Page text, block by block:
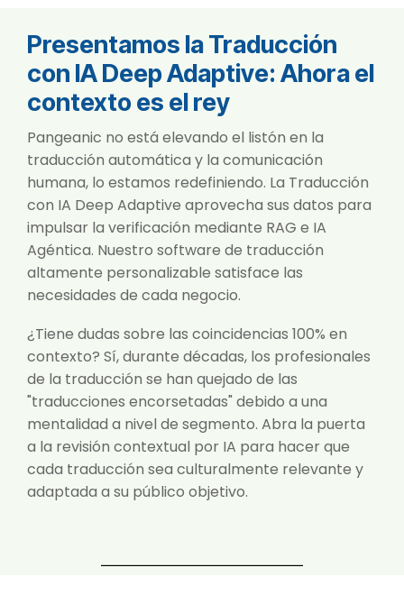
Presentamos la Traducción
con IA Deep Adaptive: Ahora el
contexto es el rey
Pangeanic no está elevando el listón en la
traducción automática y la comunicación
humana, lo estamos redefiniendo. La Traducción
con IA Deep Adaptive aprovecha sus datos para
impulsar la verificación mediante RAG e IA
Agéntica. Nuestro software de traducción
altamente personalizable satisface las
necesidades de cada negocio.
¿Tiene dudas sobre las coincidencias 100% en
contexto? Sí, durante décadas, los profesionales
de la traducción se han quejado de las
"traducciones encorsetadas" debido a una
mentalidad a nivel de segmento. Abra la puerta
a la revisión contextual por IA para hacer que
cada traducción sea culturalmente relevante y
adaptada a su público objetivo.